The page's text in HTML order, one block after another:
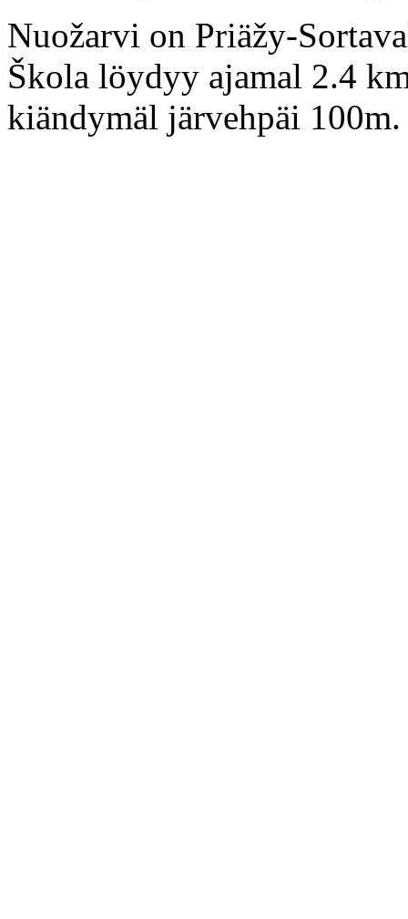
Nuožarvi on Priäžy-
Škola löydyy ajamal 2.4
kiändymäl järvehpäi 100m.